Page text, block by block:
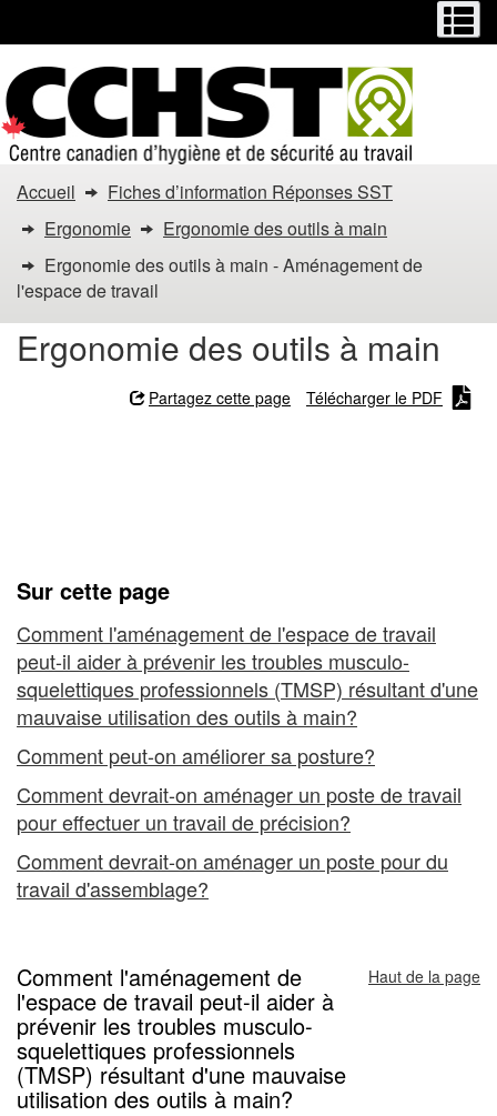
contenu
principal
la
version
HTML
simplifiée
Vous
êtes
dans
:
Ergonomie
Aménagement
de
l'espace
de
travail
Accueil
Fiches d’information Réponses SST
Ergonomie
Ergonomie des outils à main
Ergonomie des outils à main - Aménagement de
l'espace de travail
Ergonomie des outils à main
Partagez cette page Télécharger le PDF
Sur cette page
Comment l'aménagement de l'espace de travail
peut-il aider à prévenir les troubles musculo-
squelettiques professionnels (TMSP) résultant d'une
mauvaise utilisation des outils à main?
Comment peut-on améliorer sa posture?
Comment devrait-on aménager un poste de travail
pour effectuer un travail de précision?
Comment devrait-on aménager un poste pour du
travail d'assemblage?
Comment l'aménagement de
l'espace de travail peut-il aider à
prévenir les troubles musculo-
squelettiques professionnels
(TMSP) résultant d'une mauvaise
utilisation des outils à main?
Haut de la page